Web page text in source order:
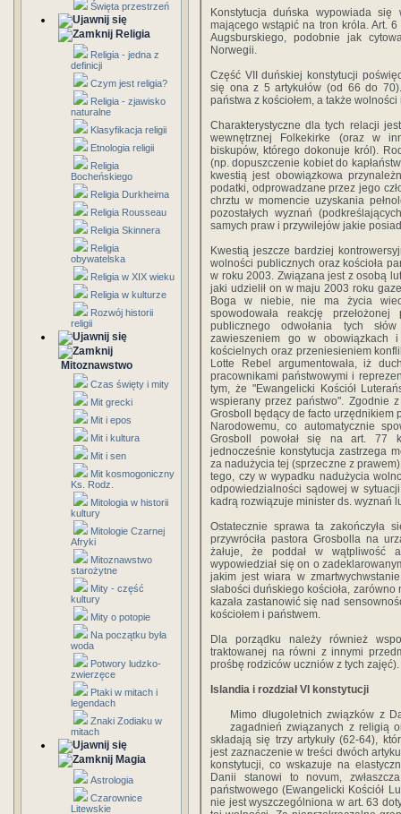
Święta przestrzeń
Religia
Religia - jedna z
definicji
Czym jest religia?
Religia - zjawisko
naturalne
Klasyfikacja religii
Etnologia religii
Religia
Bocheńskiego
Religia Durkheima
Religia Rousseau
Religia Skinnera
Religia
obywatelska
Religia w XIX wieku
Religia w kulturze
Rozwój historii
religii
Mitoznawstwo
Czas święty i mity
Mit grecki
Mit i epos
Mit i kultura
Mit i sen
Mit kosmogoniczny
Ks. Rodz.
Mitologia w historii
kultury
Mitologie Czarnej
Afryki
Mitoznawstwo
starożytne
Mity - część
kultury
Mity o potopie
Na początku była
woda
Potwory ludzko-
zwierzęce
Ptaki w mitach i
legendach
Znaki Zodiaku w
mitach
Magia
Astrologia
Czarownice
Litewskie
Konstytucja duńska wypowiada
mającego wstąpić na tron króla. Art. 6
Augsburskiego, podobnie jak
Norwegii.
Część VII duńskiej konstytucji
się ona z 5 artykułów (od 66 do
państwa z kościołem, a także
Charakterystyczne dla tych relacji
wewnętrznej Folkekirke (oraz w
biskupów, którego dokonuje król).
(np. dopuszczenie kobiet do
kwestią jest obowiązkowa
podatki, odprowadzane przez jego
chrztu w momencie uzyskania
pozostałych wyznań
samych praw i przywilejów jakie
Kwestią jeszcze bardziej
wolności publicznych oraz kościoła
w roku 2003. Związana jest z osobą
jaki udzielił on w maju 2003 roku
Boga w niebie, nie ma życia
spowodowała reakcję
publicznego odwołania tych
zawieszeniem go w obowiązkach
kościelnych oraz przeniesieniem
Lotte Rebel argumentowała, iż
pracownikami państwowymi i
tym, że "Ewangelicki Kościół
wspierany przez państwo". Zgodnie
Grosboll będący de facto urzędnikiem
Narodowemu, co automatycznie
Grosboll powołał się na art. 77
jednocześnie konstytucja zastrzega
za nadużycia tej (sprzeczne z
tego, czy w wypadku nadużycia
odpowiedzialności sądowej w
kadrą rozwiązuje minister ds. wyznań
Ostatecznie sprawa ta zakończyła
przywróciła pastora Grosbolla na
żałuje, że poddał w wątpliwość
wypowiedział się on o
jakim jest wiara w
słabości duńskiego kościoła,
kazała zastanowić się nad
kościołem i państwem.
Dla porządku należy również
traktowanej na równi z innymi
prośbę rodziców uczniów z tych zajęć).
Islandia i rozdział VI konstytucji
Mimo długoletnich związków z
zagadnień związanych z religią
składają się trzy artykuły (62-64),
jest zaznaczenie w treści dwóch
konstytucji, co wskazuje na
Danii stanowi to novum,
państwowego (Ewangelicki Kościół
nie jest wyszczególniona w art. 63